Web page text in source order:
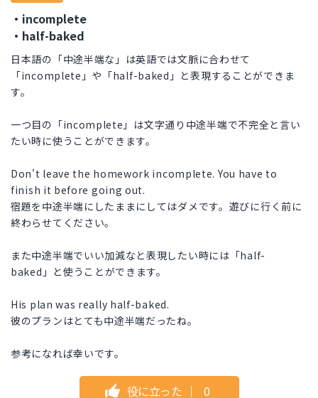
・incomplete
・half-baked
日本語の「中途半端な」は英語では文脈に合わせて
「incomplete」や「half-baked」と表現することができま
す。
一つ目の「incomplete」は文字通り中途半端で不完全と言い
たい時に使うことができます。
Don't leave the homework incomplete. You have to
finish it before going out.
宿題を中途半端にしたままにしてはダメです。遊びに行く前に
終わらせてください。
また中途半端でいい加減なと表現したい時には「half-
baked」と使うことができます。
His plan was really half-baked.
彼のプランはとても中途半端だったね。
参考になれば幸いです。
役に立った ｜ 0